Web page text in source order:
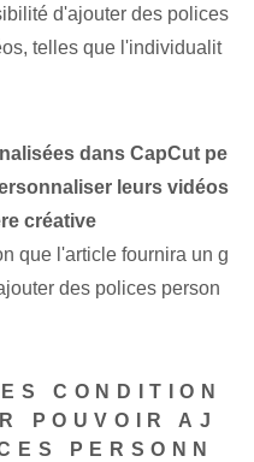
d'ajouter des polices
telles que l'individualit
dans CapCut pe
leurs vidéos
créative
que l'article fournira un g
des polices person
CONDITION
POUVOIR AJ
PERSONN